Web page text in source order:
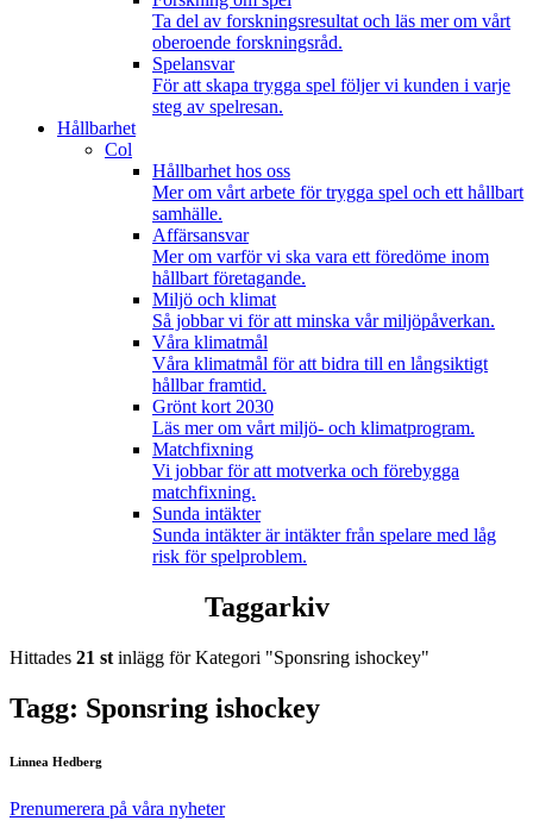
Ta del av forskningsresultat och läs mer om vårt
oberoende forskningsråd.
Spelansvar
För att skapa trygga spel följer vi kunden i varje
steg av spelresan.
Hållbarhet
Col
Hållbarhet hos oss
Mer om vårt arbete för trygga spel och ett hållbart
samhälle.
Affärsansvar
Mer om varför vi ska vara ett föredöme inom
hållbart företagande.
Miljö och klimat
Så jobbar vi för att minska vår miljöpåverkan.
Våra klimatmål
Våra klimatmål för att bidra till en långsiktigt
hållbar framtid.
Grönt kort 2030
Läs mer om vårt miljö- och klimatprogram.
Matchfixning
Vi jobbar för att motverka och förebygga
matchfixning.
Sunda intäkter
Sunda intäkter är intäkter från spelare med låg
risk för spelproblem.
Taggarkiv
Hittades 21 st inlägg för Kategori "Sponsring ishockey"
Tagg: Sponsring ishockey
Linnea Hedberg
Prenumerera på våra nyheter